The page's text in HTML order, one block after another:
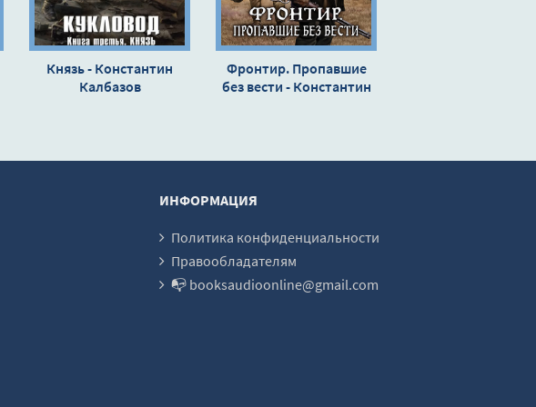
Князь - Константин
Калбазов
Фронтир. Пропавшие
без вести - Константин
ИНФОРМАЦИЯ
Политика конфиденциальности
Правообладателям
📭 booksaudioonline@gmail.com